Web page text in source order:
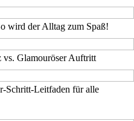
wird der Alltag zum Spaß!
Glamouröser Auftritt
Schritt-Leitfaden für alle